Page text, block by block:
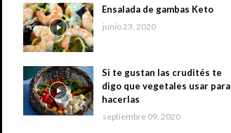
Ensalada de gambas Keto
junio 23, 2020
Si te gustan las crudités te
digo que vegetales usar para
hacerlas
septiembre 09, 2020